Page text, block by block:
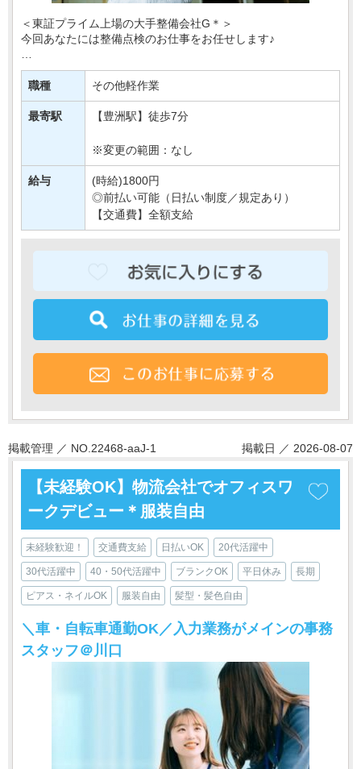
＜東証プライム上場の大手整備会社G＊＞
今回あなたには整備点検のお仕事をお任せします♪
具体的には…
冷暖房や電気のON・OFFの確認や
正常な温度設定になっているかの確認など＊
職種 その他軽作業
最寄駅 【豊洲駅】徒歩7分
※変更の範囲：なし
給与
(時給)1800円
◎前払い可能（日払い制度／規定あり）
【交通費】全額支給
掲載管理 ／ NO.22468-aaJ-1 掲載日 ／ 2026-08-07
【未経験OK】物流会社でオフィスワ
ークデビュー＊服装自由
未経験歓迎！ 交通費支給 日払いOK 20代活躍中
30代活躍中 40・50代活躍中 ブランクOK 平日休み 長期
ピアス・ネイルOK 服装自由 髪型・髪色自由
＼車・自転車通勤OK／入力業務がメインの事務
スタッフ＠川口